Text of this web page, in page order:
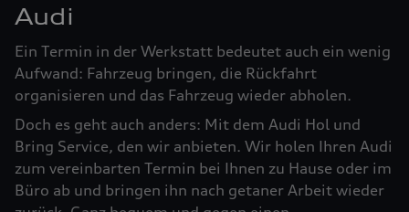
Audi
Ein Termin in der Werkstatt bedeutet auch ein wenig
Aufwand: Fahrzeug bringen, die Rückfahrt
organisieren und das Fahrzeug wieder abholen.
Doch es geht auch anders: Mit dem Audi Hol und
Bring Service, den wir anbieten. Wir holen Ihren Audi
zum vereinbarten Termin bei Ihnen zu Hause oder im
Büro ab und bringen ihn nach getaner Arbeit wieder